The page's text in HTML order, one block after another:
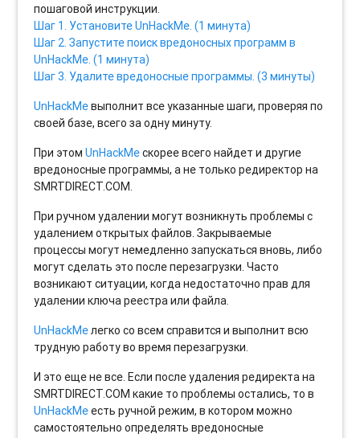
пошаговой инструкции.
Шаг 1. Установите UnHackMe. (1 минута)
Шаг 2. Запустите поиск вредоносных программ в
UnHackMe. (1 минута)
Шаг 3. Удалите вредоносные программы. (3 минуты)
UnHackMeвыполнит все указанные шаги, проверяя по
своей базе, всего за одну минуту.
При этомUnHackMeскорее всего найдет и другие
вредоносные программы, а не только редиректор на
SMRTDIRECT.COM.
При ручном удалении могут возникнуть проблемы с
удалением открытых файлов. Закрываемые
процессы могут немедленно запускаться вновь, либо
могут сделать это после перезагрузки. Часто
возникают ситуации, когда недостаточно прав для
удалении ключа реестра или файла.
UnHackMeлегко со всем справится и выполнит всю
трудную работу во время перезагрузки.
И это еще не все. Если после удаления редиректа на
SMRTDIRECT.COM какие то проблемы остались, то в
UnHackMeесть ручной режим, в котором можно
самостоятельно определять вредоносные